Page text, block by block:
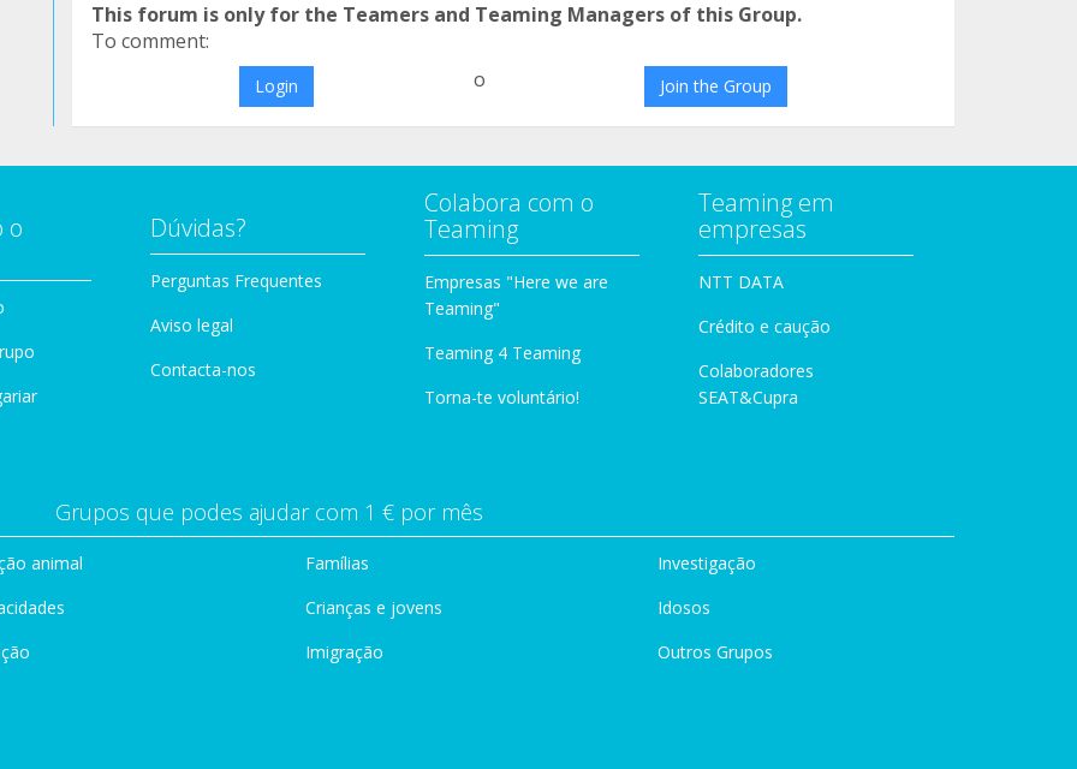
This forum is only for the Teamers and Teaming Managers of this Group.
To comment:
Login o Join the Group
o
Dúvidas?
Perguntas Frequentes
Aviso legal
Contacta-nos
Colabora com o
Teaming
Empresas "Here we are
Teaming"
Teaming 4 Teaming
Torna-te voluntário!
Teaming em
empresas
NTT DATA
Crédito e caução
Colaboradores
SEAT&Cupra
Grupos que podes ajudar com 1 € por mês
animal
Famílias
Crianças e jovens
Imigração
Investigação
Idosos
Outros Grupos